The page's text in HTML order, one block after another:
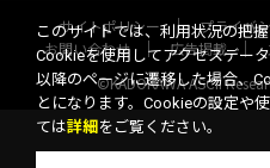
サイトポリシー プライバ
お問い合わせ
広告掲載
©KADOKAWA ASCII
このサイトでは、利用状況の把
Cookieを使用してアクセスデー
以降のページに遷移した場合、
とになります。Cookieの設定や
ては詳細 をご覧ください。